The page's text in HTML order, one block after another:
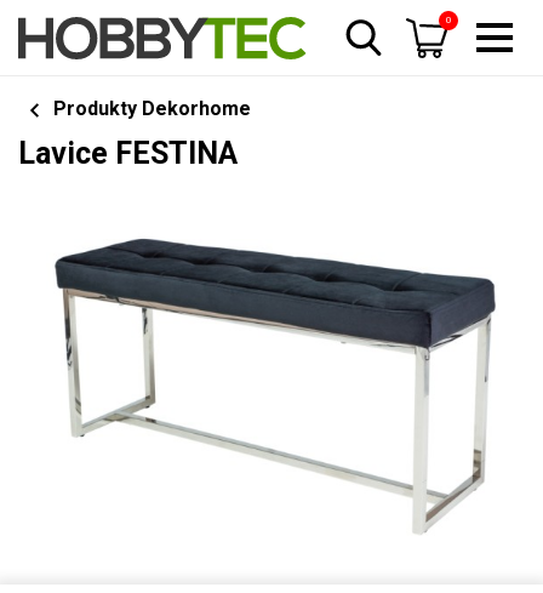
0
Produkty Dekorhome
Lavice FESTINA